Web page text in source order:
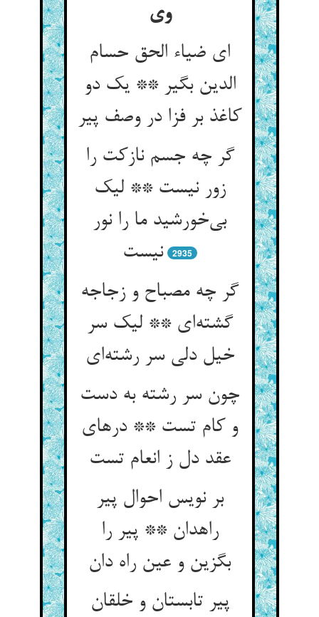
وی‌‌
ای ضیاء الحق حسام
الدین بگیر ** یک دو
کاغذ بر فزا در وصف پیر
گر چه جسم نازکت را
زور نیست ** لیک
بی‌‌خورشید ما را نور
نیست‌‌
2935
گر چه مصباح و زجاجه
گشته‌‌ای ** لیک سر
خیل دلی سر رشته‌‌ای‌‌
چون سر رشته به دست
و کام تست ** درهای
عقد دل ز انعام تست‌‌
بر نویس احوال پیر
راهدان ** پیر را
پیر تابستان و خلقان